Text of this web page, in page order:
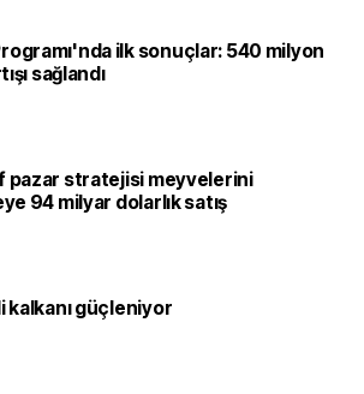
ilk sonuçlar: 540 milyon
sağlandı
pazar stratejisi meyvelerini
94 milyar dolarlık satış
kalkanı güçleniyor